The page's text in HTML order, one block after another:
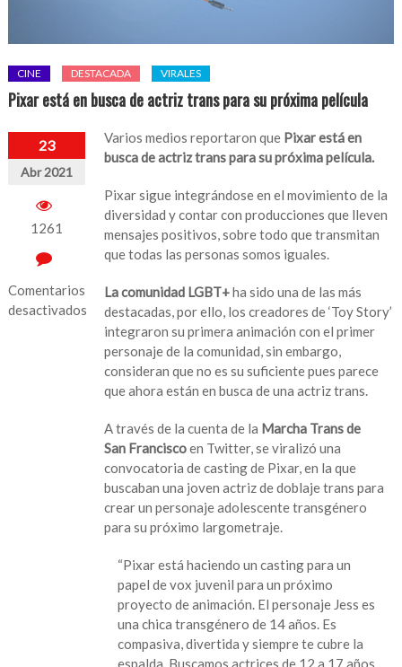
CINE DESTACADA VIRALES
Pixar está en busca de actriz trans para su próxima película
23
Abr 2021
1261
Comentarios
desactivados
Varios medios reportaron que Pixar está en
busca de actriz trans para su próxima película.
Pixar sigue integrándose en el movimiento de la
diversidad y contar con producciones que lleven
mensajes positivos, sobre todo que transmitan
que todas las personas somos iguales.
La comunidad LGBT+ha sido una de las más
destacadas, por ello, los creadores de ‘Toy Story’
integraron su primera animación con el primer
personaje de la comunidad, sin embargo,
consideran que no es su suficiente pues parece
que ahora están en busca de una actriz trans.
A través de la cuenta de la Marcha Trans de
San Franciscoen Twitter, se viralizó una
convocatoria de casting de Pixar, en la que
buscaban una joven actriz de doblaje trans para
crear un personaje adolescente transgénero
para su próximo largometraje.
“Pixar está haciendo un casting para un
papel de vox juvenil para un próximo
proyecto de animación. El personaje Jess es
una chica transgénero de 14 años. Es
compasiva, divertida y siempre te cubre la
espalda. Buscamos actrices de 12 a 17 años